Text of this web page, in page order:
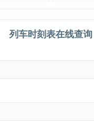
列车时刻表在线查询